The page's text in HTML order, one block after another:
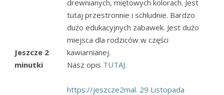
Jeszcze 2
minutki
drewnianych, miętowych kolorach. Jest
tutaj przestronnie i schludnie. Bardzo
dużo edukacyjnych zabawek. Jest dużo
miejsca dla rodziców w części
kawiarnianej.
Nasz opis TUTAJ.
https://jeszcze2mal. 29 Listopada